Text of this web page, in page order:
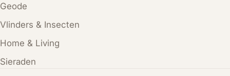
Geode
Vlinders & Insecten
Home & Living
Sieraden